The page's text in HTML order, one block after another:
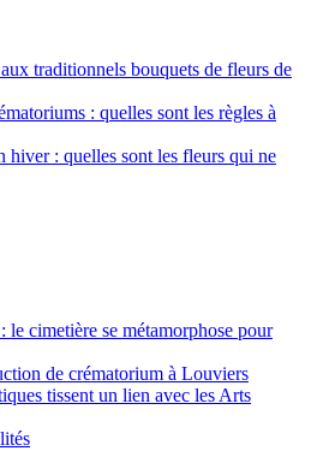
traditionnels bouquets de fleurs de
: quelles sont les règles à
hiver : quelles sont les fleurs qui ne
le cimetière se métamorphose pour
de crématorium à Louviers
tissent un lien avec les Arts